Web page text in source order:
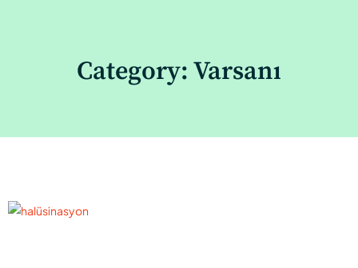
Category: Varsanı